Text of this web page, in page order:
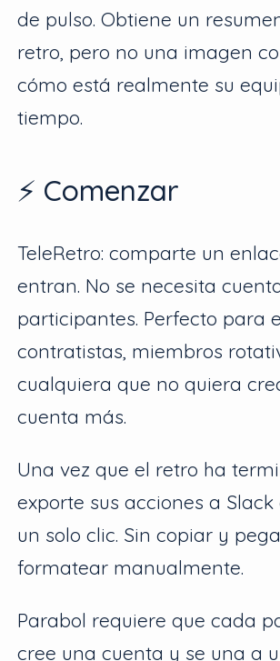
de pulso. Obtiene un
retro, pero no una imagen
cómo está realmente su
tiempo.
⚡ Comenzar
TeleRetro: comparte un
entran. No se necesita
participantes. Perfecto para
contratistas, miembros
cualquiera que no quiera
cuenta más.
Una vez que el retro ha
exporte sus acciones a
un solo clic. Sin copiar y
formatear manualmente.
Parabol requiere que cada
cree una cuenta y se una a